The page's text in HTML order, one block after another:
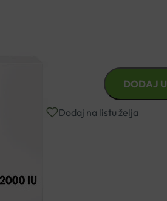
K2D3 je dodatak prehrani
KAPSULE
DODAJ
Dodaj na listu želja